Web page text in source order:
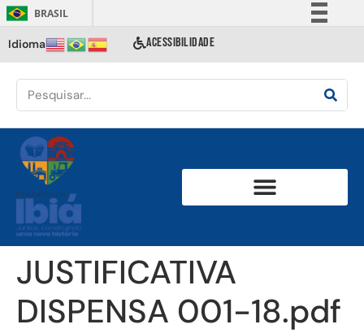
BRASIL
Comunica BR
Acesso à informação
Idioma ACESSIBILIDADE
JUSTIFICATIVA
DISPENSA 001-18.pdf